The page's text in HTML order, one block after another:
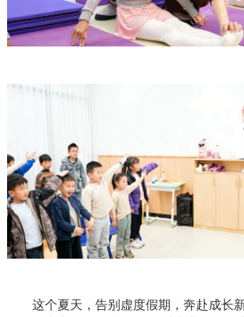
这个夏天，告别虚度假期，奔赴成长